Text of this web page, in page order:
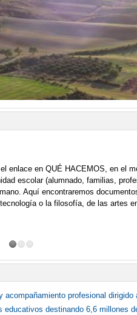
enlace en QUÉ HACEMOS, en el
escolar (alumnado, familias,
Aquí encontraremos
o la filosofía, de las artes en
acompañamiento profesional
destinando 6,6 millones